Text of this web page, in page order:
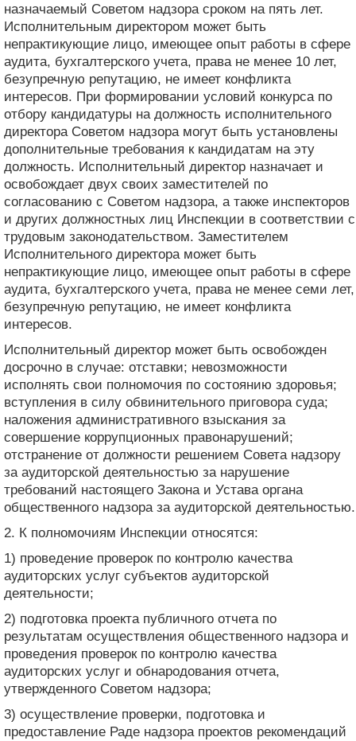
назначаемый Советом надзора сроком на пять лет.
Исполнительным директором может быть
непрактикующие лицо, имеющее опыт работы в сфере
аудита, бухгалтерского учета, права не менее 10 лет,
безупречную репутацию, не имеет конфликта
интересов. При формировании условий конкурса по
отбору кандидатуры на должность исполнительного
директора Советом надзора могут быть установлены
дополнительные требования к кандидатам на эту
должность. Исполнительный директор назначает и
освобождает двух своих заместителей по
согласованию с Советом надзора, а также инспекторов
и других должностных лиц Инспекции в соответствии с
трудовым законодательством. Заместителем
Исполнительного директора может быть
непрактикующие лицо, имеющее опыт работы в сфере
аудита, бухгалтерского учета, права не менее семи лет,
безупречную репутацию, не имеет конфликта
интересов.
Исполнительный директор может быть освобожден
досрочно в случае: отставки; невозможности
исполнять свои полномочия по состоянию здоровья;
вступления в силу обвинительного приговора суда;
наложения административного взыскания за
совершение коррупционных правонарушений;
отстранение от должности решением Совета надзору
за аудиторской деятельностью за нарушение
требований настоящего Закона и Устава органа
общественного надзора за аудиторской деятельностью.
2. К полномочиям Инспекции относятся:
1) проведение проверок по контролю качества
аудиторских услуг субъектов аудиторской
деятельности;
2) подготовка проекта публичного отчета по
результатам осуществления общественного надзора и
проведения проверок по контролю качества
аудиторских услуг и обнародования отчета,
утвержденного Советом надзора;
3) осуществление проверки, подготовка и
предоставление Раде надзора проектов рекомендаций